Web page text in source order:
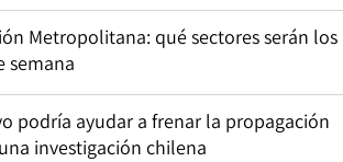
Metropolitana: qué sectores serán los
semana
podría ayudar a frenar la propagación
investigación chilena